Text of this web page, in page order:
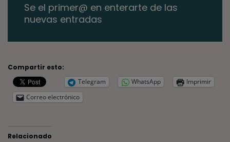
Se el primer@ en enterarte de las
nuevas entradas
Compartir esto:
Telegram
WhatsApp
Imprimir
Correo electrónico
Relacionado